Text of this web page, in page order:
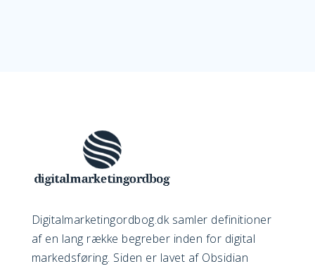
Digitalmarketingordbog.dk samler definitioner
af en lang række begreber inden for digital
markedsføring. Siden er lavet af Obsidian